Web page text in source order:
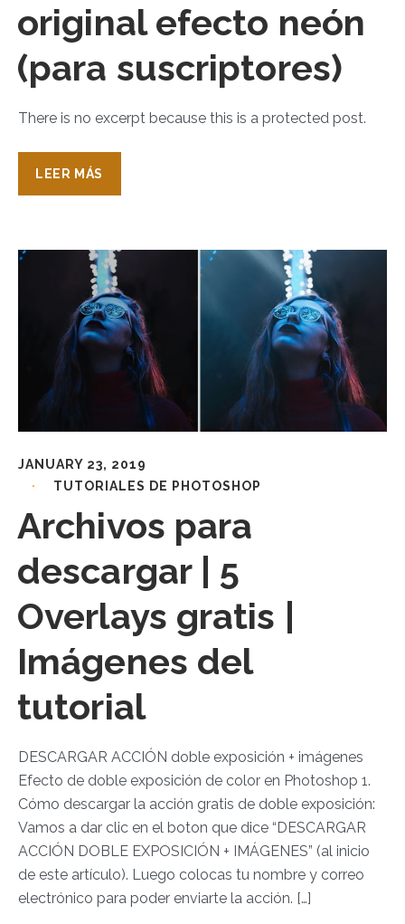
original efecto neón
(para suscriptores)
There is no excerpt because this is a protected post.
LEER MÁS
JANUARY 23, 2019
TUTORIALES DE PHOTOSHOP
Archivos para
descargar | 5
Overlays gratis |
Imágenes del
tutorial
DESCARGAR ACCIÓN doble exposición + imágenes
Efecto de doble exposición de color en Photoshop 1.
Cómo descargar la acción gratis de doble exposición:
Vamos a dar clic en el boton que dice “DESCARGAR
ACCIÓN DOBLE EXPOSICIÓN + IMÁGENES” (al inicio
de este artículo). Luego colocas tu nombre y correo
electrónico para poder enviarte la acción. […]